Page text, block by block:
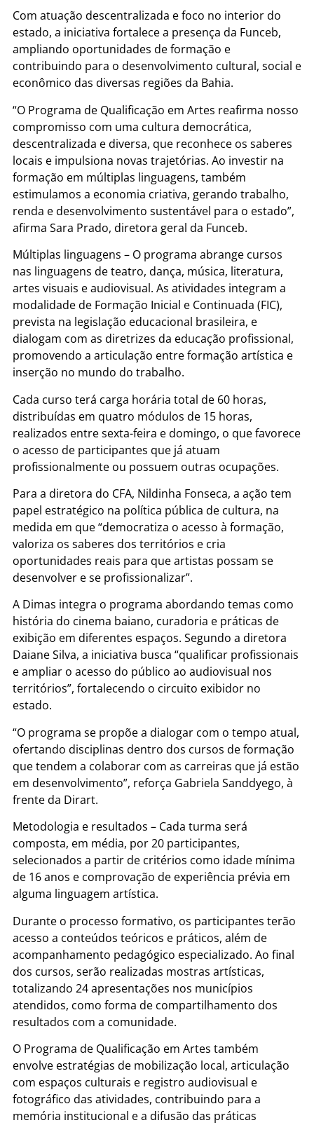
Com atuação descentralizada e foco no interior do
estado, a iniciativa fortalece a presença da Funceb,
ampliando oportunidades de formação e
contribuindo para o desenvolvimento cultural, social e
econômico das diversas regiões da Bahia.
“O Programa de Qualificação em Artes reafirma nosso
compromisso com uma cultura democrática,
descentralizada e diversa, que reconhece os saberes
locais e impulsiona novas trajetórias. Ao investir na
formação em múltiplas linguagens, também
estimulamos a economia criativa, gerando trabalho,
renda e desenvolvimento sustentável para o estado”,
afirma Sara Prado, diretora geral da Funceb.
Múltiplas linguagens – O programa abrange cursos
nas linguagens de teatro, dança, música, literatura,
artes visuais e audiovisual. As atividades integram a
modalidade de Formação Inicial e Continuada (FIC),
prevista na legislação educacional brasileira, e
dialogam com as diretrizes da educação profissional,
promovendo a articulação entre formação artística e
inserção no mundo do trabalho.
Cada curso terá carga horária total de 60 horas,
distribuídas em quatro módulos de 15 horas,
realizados entre sexta-feira e domingo, o que favorece
o acesso de participantes que já atuam
profissionalmente ou possuem outras ocupações.
Para a diretora do CFA, Nildinha Fonseca, a ação tem
papel estratégico na política pública de cultura, na
medida em que “democratiza o acesso à formação,
valoriza os saberes dos territórios e cria
oportunidades reais para que artistas possam se
desenvolver e se profissionalizar”.
A Dimas integra o programa abordando temas como
história do cinema baiano, curadoria e práticas de
exibição em diferentes espaços. Segundo a diretora
Daiane Silva, a iniciativa busca “qualificar profissionais
e ampliar o acesso do público ao audiovisual nos
territórios”, fortalecendo o circuito exibidor no
estado.
“O programa se propõe a dialogar com o tempo atual,
ofertando disciplinas dentro dos cursos de formação
que tendem a colaborar com as carreiras que já estão
em desenvolvimento”, reforça Gabriela Sanddyego, à
frente da Dirart.
Metodologia e resultados – Cada turma será
composta, em média, por 20 participantes,
selecionados a partir de critérios como idade mínima
de 16 anos e comprovação de experiência prévia em
alguma linguagem artística.
Durante o processo formativo, os participantes terão
acesso a conteúdos teóricos e práticos, além de
acompanhamento pedagógico especializado. Ao final
dos cursos, serão realizadas mostras artísticas,
totalizando 24 apresentações nos municípios
atendidos, como forma de compartilhamento dos
resultados com a comunidade.
O Programa de Qualificação em Artes também
envolve estratégias de mobilização local, articulação
com espaços culturais e registro audiovisual e
fotográfico das atividades, contribuindo para a
memória institucional e a difusão das práticas